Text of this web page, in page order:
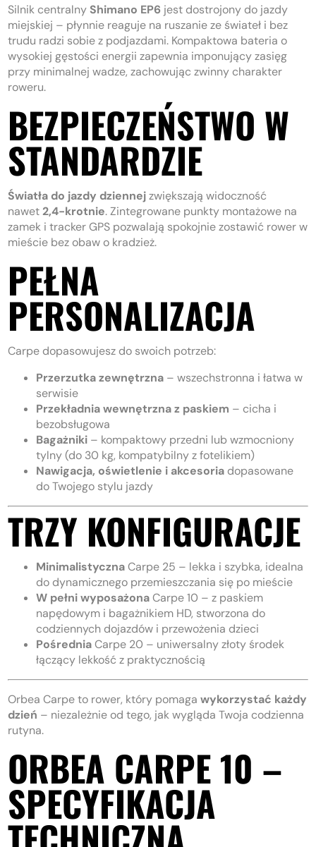
Silnik centralny Shimano EP6 jest dostrojony do jazdy
miejskiej – płynnie reaguje na ruszanie ze świateł i bez
trudu radzi sobie z podjazdami. Kompaktowa bateria o
wysokiej gęstości energii zapewnia imponujący zasięg
przy minimalnej wadze, zachowując zwinny charakter
roweru.
BEZPIECZEŃSTWO W
STANDARDZIE
Światła do jazdy dziennejzwiększają widoczność
nawet2,4-krotnie. Zintegrowane punkty montażowe na
zamek i tracker GPS pozwalają spokojnie zostawić rower w
mieście bez obaw o kradzież.
PEŁNA
PERSONALIZACJA
Carpe dopasowujesz do swoich potrzeb:
Przerzutka zewnętrzna – wszechstronna i łatwa w
serwisie
Przekładnia wewnętrzna z paskiem – cicha i
bezobsługowa
Bagażniki – kompaktowy przedni lub wzmocniony
tylny (do 30 kg, kompatybilny z fotelikiem)
Nawigacja, oświetlenie i akcesoria dopasowane
do Twojego stylu jazdy
TRZY KONFIGURACJE
MinimalistycznaCarpe 25 – lekka i szybka, idealna
do dynamicznego przemieszczania się po mieście
W pełni wyposażonaCarpe 10 – z paskiem
napędowym i bagażnikiem HD, stworzona do
codziennych dojazdów i przewożenia dzieci
PośredniaCarpe 20 – uniwersalny złoty środek
łączący lekkość z praktycznością
Orbea Carpe to rower, który pomagawykorzystać każdy
dzień – niezależnie od tego, jak wygląda Twoja codzienna
rutyna.
ORBEA CARPE 10 –
SPECYFIKACJA